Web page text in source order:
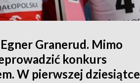
Granerud. Mimo
konkurs
W pierwszej dziesiątce